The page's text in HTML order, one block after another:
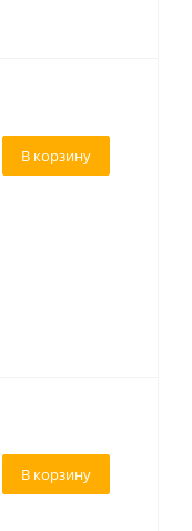
В корзину
В корзину